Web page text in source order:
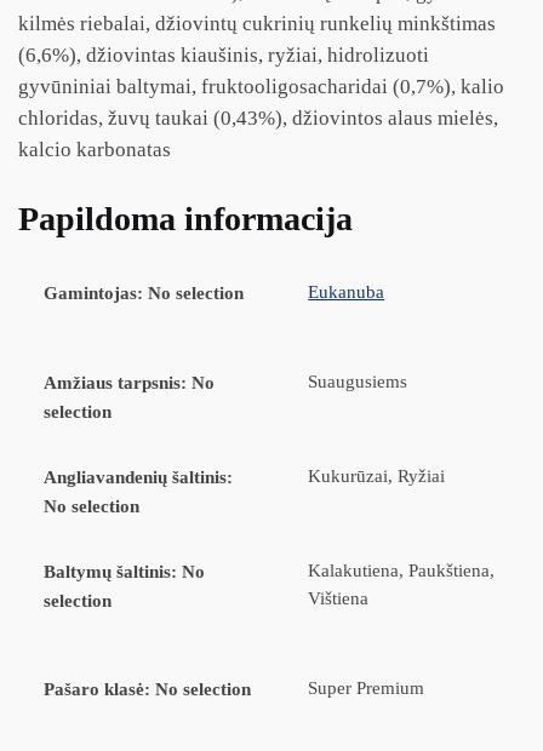
kilmės riebalai, džiovintų cukrinių runkelių minkštimas
(6,6%), džiovintas kiaušinis, ryžiai, hidrolizuoti
gyvūniniai baltymai, fruktooligosacharidai (0,7%), kalio
chloridas, žuvų taukai (0,43%), džiovintos alaus mielės,
kalcio karbonatas
Papildoma informacija
Gamintojas: No selection Eukanuba
Amžiaus tarpsnis: No
selection
Suaugusiems
Angliavandenių šaltinis:
No selection
Kukurūzai, Ryžiai
Baltymų šaltinis: No
selection
Kalakutiena, Paukštiena,
Vištiena
Pašaro klasė: No selection Super Premium